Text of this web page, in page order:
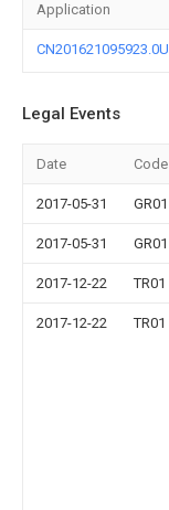
Application
CN201621095923.0U
Legal Events
Date Code
2017-05-31 GR01
2017-05-31 GR01
2017-12-22 TR01
2017-12-22 TR01